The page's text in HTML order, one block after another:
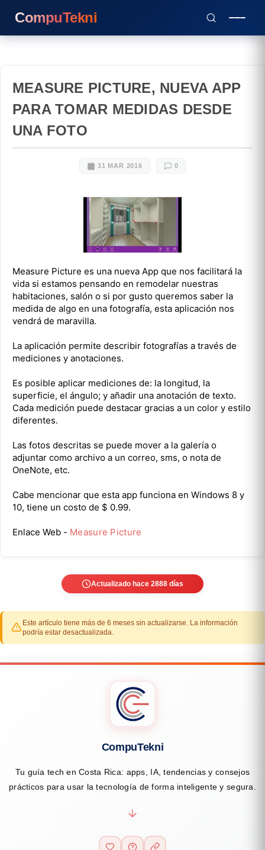
CompuTekni
MEASURE PICTURE, NUEVA APP
PARA TOMAR MEDIDAS DESDE
UNA FOTO
31 MAR 2016 0
Measure Picture es una nueva App que nos facilitará la
vida si estamos pensando en remodelar nuestras
habitaciones, salón o si por gusto queremos saber la
medida de algo en una fotografía, esta aplicación nos
vendrá de maravilla.
La aplicación permite describir fotografías a través de
mediciones y anotaciones.
Es posible aplicar mediciones de: la longitud, la
superficie, el ángulo; y añadir una anotación de texto.
Cada medición puede destacar gracias a un color y estilo
diferentes.
Las fotos descritas se puede mover a la galería o
adjuntar como archivo a un correo, sms, o nota de
OneNote, etc.
Cabe mencionar que esta app funciona en Windows 8 y
10, tiene un costo de $ 0.99.
Enlace Web - Measure Picture
Actualizado hace 2888 días
Este artículo tiene más de 6 meses sin actualizarse. La información
podría estar desactualizada.
CompuTekni
Tu guía tech en Costa Rica: apps, IA, tendencias y consejos
prácticos para usar la tecnología de forma inteligente y segura.